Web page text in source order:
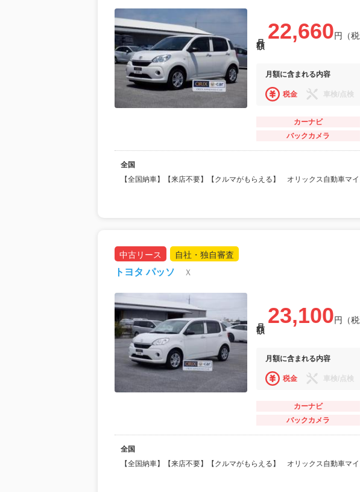
22,660円（税
月額に含まれる内容
税金 車検/点検
カーナビ
バックカメラ
全国
【全国納車】【来店不要】【クルマがもらえる】 オリックス自動車マ
中古リース 自社・独自審査
トヨタ パッソ Ｘ
23,100円（税
月額に含まれる内容
税金 車検/点検
カーナビ
バックカメラ
全国
【全国納車】【来店不要】【クルマがもらえる】 オリックス自動車マ